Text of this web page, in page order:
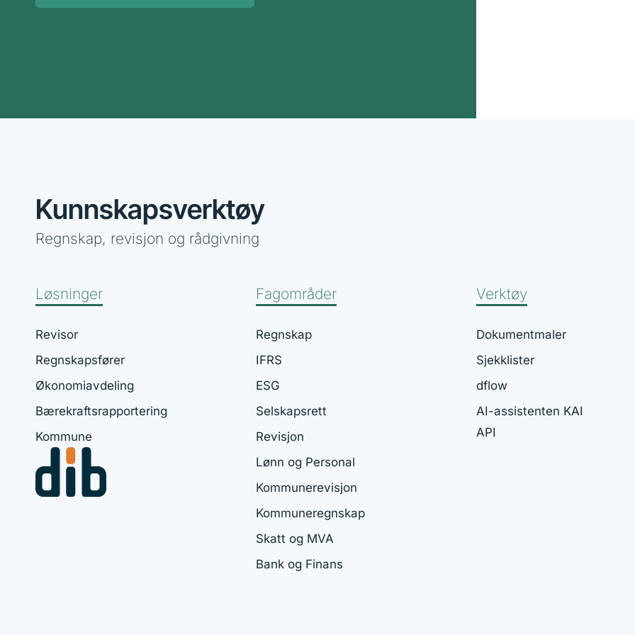
Kunnskapsverktøy
Regnskap, revisjon og rådgivning
Løsninger
Revisor
Regnskapsfører
Økonomiavdeling
Bærekraftsrapportering
Kommune
Fagområder
Regnskap
IFRS
ESG
Selskapsrett
Revisjon
Lønn og Personal
Kommunerevisjon
Kommuneregnskap
Skatt og MVA
Bank og Finans
Verktøy
Dokumentmaler
Sjekklister
dflow
AI-assistenten KAI
API